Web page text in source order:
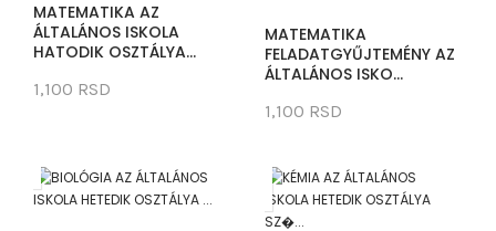
MATEMATIKA AZ
ÁLTALÁNOS ISKOLA
HATODIK OSZTÁLYA...
1,100 RSD
MATEMATIKA
FELADATGYŰJTEMÉNY AZ
ÁLTALÁNOS ISKO...
1,100 RSD